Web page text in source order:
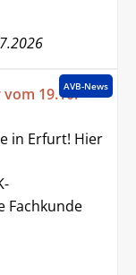
AVB-News
19.10. -
in Erfurt! Hier
Fachkunde